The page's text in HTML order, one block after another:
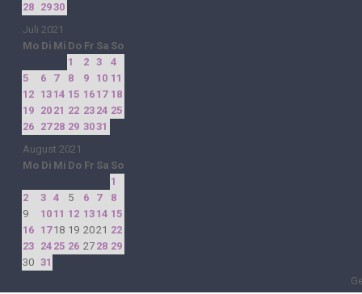
28 2930
Juli 2021
Mo Di Mi Do Fr Sa So
1
2 3
4
5
6 7 8 9 10 11
12 13 14 15 16 17 18
19 20 21 22 23 24 25
26 27 28 29 3031
August 2021
Mo Di Mi Do Fr Sa So
1
2
3 4 5 6 7
8
9
10 11 12 13 14 15
16 17 18 19 2021 22
23 24 25 26 27 28 29
30 31